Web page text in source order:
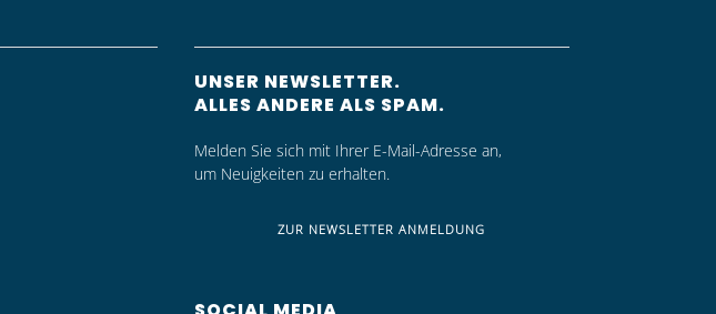
UNSER NEWSLETTER.
ALLES ANDERE ALS SPAM.
Melden Sie sich mit Ihrer E-Mail-Adresse an,
um Neuigkeiten zu erhalten.
ZUR NEWSLETTER ANMELDUNG